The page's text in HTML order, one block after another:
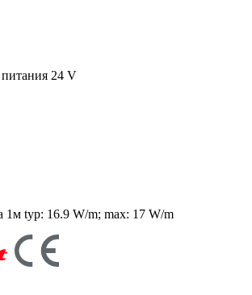
24 V
1м typ: 16.9 W/m; max: 17 W/m